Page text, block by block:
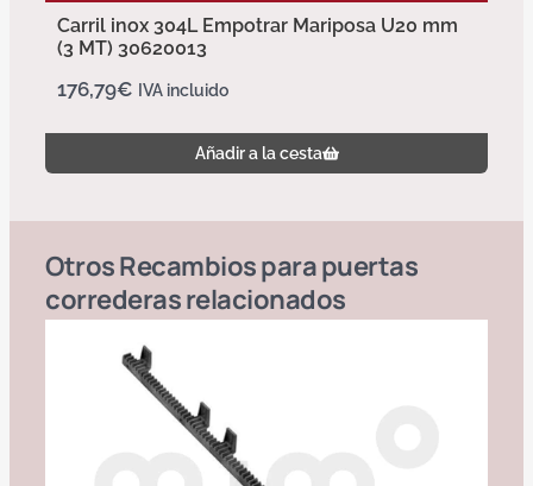
Carril inox 304L Empotrar Mariposa U20 mm
(3 MT) 30620013
176,79€ IVA incluido
Añadir a la cesta
OtrosRecambios para puertas
correderasrelacionados